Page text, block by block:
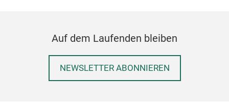
Auf dem Laufenden bleiben
NEWSLETTER ABONNIEREN